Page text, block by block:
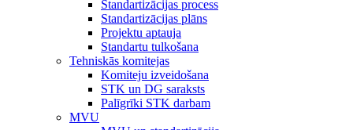
Standartizācijas process
Standartizācijas plāns
Projektu aptauja
Standartu tulkošana
Tehniskās komitejas
Komiteju izveidošana
STK un DG saraksts
Palīgrīki STK darbam
MVU